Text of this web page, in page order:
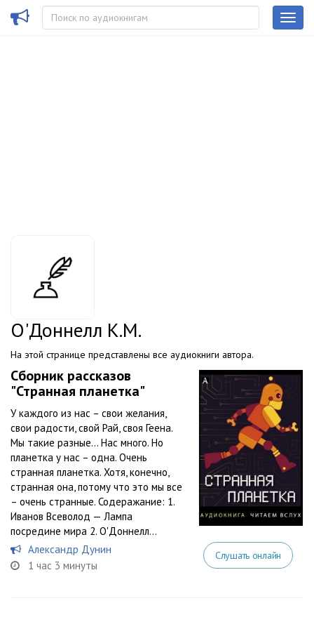
О'Доннелл К.М.
На этой странице представлены все аудиокниги автора.
Сборник рассказов
"Странная планетка"
У каждого из нас – свои желания,
свои радости, свой Рай, своя Геена.
Мы такие разные… Нас много. Но
планетка у нас – одна. Очень
странная планетка. Хотя, конечно,
странная она, потому что это мы все
– очень странные. Содеражание: 1.
Иванов Всеволод — Лампа
посредине мира 2. О'Доннелл...
Александр Дунин
1 час 3 минуты
Слушать онлайн